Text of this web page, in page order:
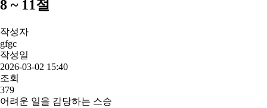
8 ~ 11절
작성자
gfgc
작성일
2026-03-02 15:40
조회
379
어려운 일을 감당하는 스승